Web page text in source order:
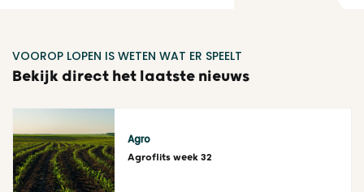
VOOROP LOPEN IS WETEN WAT ER SPEELT
Bekijk direct het laatste nieuws
Agro
Agroflits week 32